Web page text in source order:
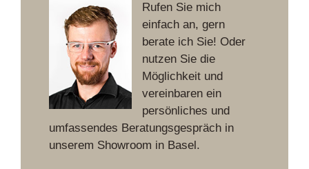
Rufen Sie mich
einfach an, gern
berate ich Sie! Oder
nutzen Sie die
Möglichkeit und
vereinbaren ein
persönliches und
umfassendes Beratungsgespräch in
unserem Showroom in Basel.